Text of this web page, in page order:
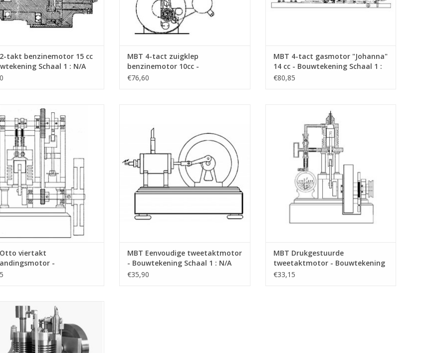
takt benzinemotor 15 cc
Schaal 1 : N/A
MBT 4-tact zuigklep
benzinemotor 10cc -
Bouwtekening Schaal 1 : N/A
€76,60
MBT 4-tact gasmotor "Johanna"
14 cc - Bouwtekening Schaal 1 :
N/A (60.10.004)
€80,85
Otto viertakt verbrandingsmotor -
Schaal 1 : N/A (60.10.007)
AAN WINKELWAGEN
viertakt
-
Schaal 1 : N/A
TOEVOEGEN AAN WINKELWAGEN
MBT Eenvoudige tweetaktmotor
- Bouwtekening Schaal 1 : N/A
(60.10.008)
€35,90
MBT Drukgestuurde tweetaktmotor -
Bouwtekening Schaal 1 : N/A (60.10.009)
TOEVOEGEN AAN WINKELWAGEN
MBT Drukgestuurde
tweetaktmotor - Bouwtekening
Schaal 1 : N/A (60.10.009)
€33,15
MBT "Scuderi" viertaktmotor -
Schaal 1 : N/A (60.10.011)
AAN WINKELWAGEN